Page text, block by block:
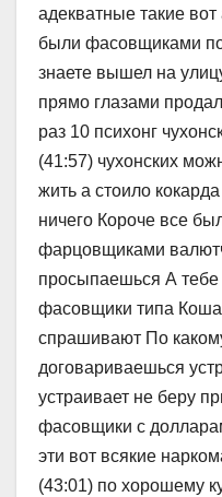
адекватные такие
были фасовщиками
знаете вышел на
прямо глазами
раз 10 психонг
(41:57) чухонских
жить а стоило
ничего Короче все
фарцовщиками
просыпаешься А тебе
фасовщики типа
спрашивают По
договариваешься
устраивает не беру
фасовщики с
эти вот всякие
(43:01) по хорошему